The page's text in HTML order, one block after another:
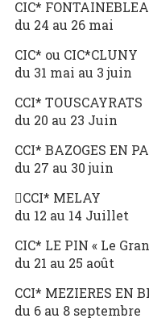
CIC*
du 24 au 26 mai
CIC* ou CIC*CLUNY
du 31 mai au 3 juin
CCI* TOUSCAYRATS
du 20 au 23 Juin
CCI* BAZOGES EN
du 27 au 30 juin
CCI* MELAY
du 12 au 14 Juillet
CIC* LE PIN « Le
du 21 au 25 août
CCI* MEZIERES EN
du 6 au 8 septembre